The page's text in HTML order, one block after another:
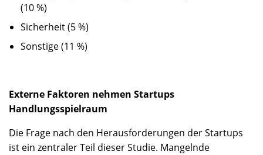
(10 %)
Sicherheit (5 %)
Sonstige (11 %)
Externe Faktoren nehmen Startups
Handlungsspielraum
Die Frage nach den Herausforderungen der Startups
ist ein zentraler Teil dieser Studie. Mangelnde